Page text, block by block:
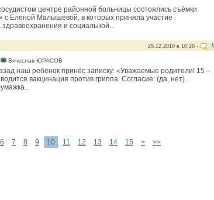
центре районной больницы состоялись съёмки
с Еленой Малышевой, в которых приняла участие
и социальной...
25.12.2010 в 10:28 - 1
Вячеслав ЮРАСОВ
наш ребёнок принёс записку: «Уважаемые родители! 15 –
вакцинация против гриппа. Согласие: (да, нет).
6 7 8 9 10 11 12 13 14 15 > >>